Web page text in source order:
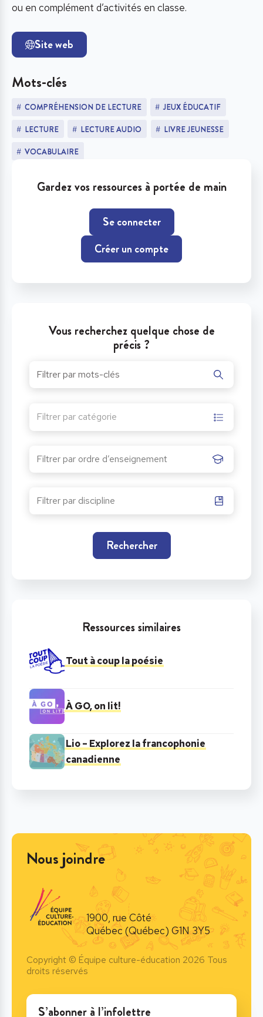
ou en complément d’activités en classe.
Site web
Mots-clés
COMPRÉHENSION DE LECTURE
JEUX ÉDUCATIF
LECTURE
LECTURE AUDIO
LIVRE JEUNESSE
VOCABULAIRE
Gardez vos ressources à portée de main
Se connecter
Créer un compte
Vous recherchez quelque chose de
précis ?
Filtrer par catégorie
Rechercher
Ressources similaires
Tout à coup la poésie
À GO, on lit!
Lio – Explorez la francophonie
canadienne
Nous joindre
1900, rue Côté
Québec (Québec) G1N 3Y5
Copyright © Équipe culture-éducation 2026 Tous
droits réservés
S’abonner à l’infolettre